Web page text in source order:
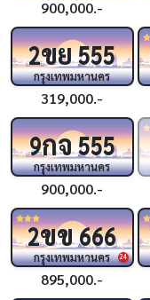
900,000.-
2ขย555
กรุงเทพมหานคร
319,000.-
9กจ555
กรุงเทพมหานคร
900,000.-
24
2ขข666
กรุงเทพมหานคร
895,000.-